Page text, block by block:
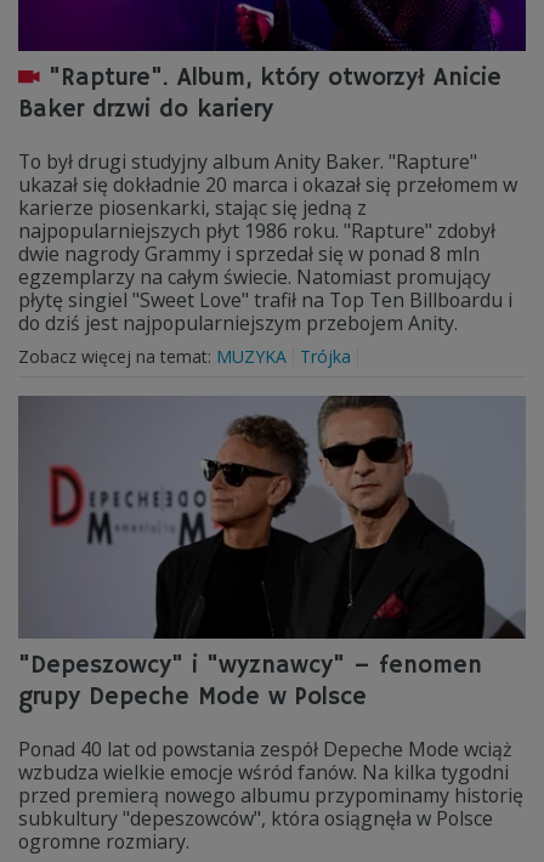
"Rapture". Album, który otworzył Anicie
Baker drzwi do kariery
To był drugi studyjny album Anity Baker. "Rapture"
ukazał się dokładnie 20 marca i okazał się przełomem w
karierze piosenkarki, stając się jedną z
najpopularniejszych płyt 1986 roku. "Rapture" zdobył
dwie nagrody Grammy i sprzedał się w ponad 8 mln
egzemplarzy na całym świecie. Natomiast promujący
płytę singiel "Sweet Love" trafił na Top Ten Billboardu i
do dziś jest najpopularniejszym przebojem Anity.
Zobacz więcej na temat: MUZYKA Trójka
"Depeszowcy" i "wyznawcy" – fenomen
grupy Depeche Mode w Polsce
Ponad 40 lat od powstania zespół Depeche Mode wciąż
wzbudza wielkie emocje wśród fanów. Na kilka tygodni
przed premierą nowego albumu przypominamy historię
subkultury "depeszowców", która osiągnęła w Polsce
ogromne rozmiary.